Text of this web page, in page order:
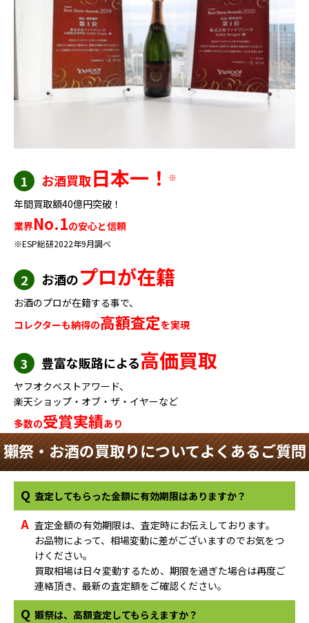
1 お酒買取日本一！ ※
年間買取額40億円突破！
業界No.1の安心と信頼
※ESP総研2022年9月調べ
2 お酒のプロが在籍
お酒のプロが在籍する事で、
コレクターも納得の高額査定を実現
3 豊富な販路による高価買取
ヤフオクベストアワード、
楽天ショップ・オブ・ザ・イヤーなど
多数の受賞実績あり
獺祭・お酒の買取りについてよくあるご質問
Q 査定してもらった金額に有効期限はありますか？
A 査定金額の有効期限は、査定時にお伝えしております。
お品物によって、相場変動に差がございますのでお気をつ
けください。
買取相場は日々変動するため、期限を過ぎた場合は再度ご
連絡頂き、最新の査定額をご確認ください。
Q 獺祭は、高額査定してもらえますか？